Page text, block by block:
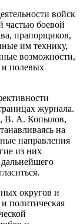
войск
частью боевой
прапорщиков,
им технику,
возможности,
и полевых
журнала.
В. А. Копылов,
на
направления
из них
округов и
политическая